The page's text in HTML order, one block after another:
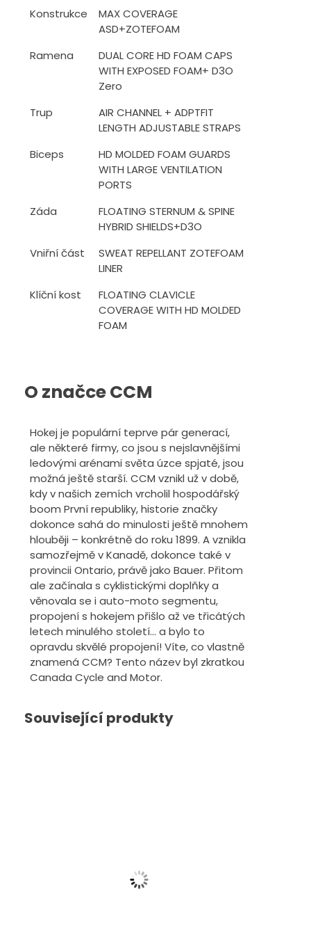
Konstrukce
MAX COVERAGE
ASD+ZOTEFOAM
Ramena
DUAL CORE HD FOAM CAPS
WITH EXPOSED FOAM+ D3O
Zero
Trup
AIR CHANNEL + ADPTFIT
LENGTH ADJUSTABLE STRAPS
Biceps
HD MOLDED FOAM GUARDS
WITH LARGE VENTILATION
PORTS
Záda
FLOATING STERNUM & SPINE
HYBRID SHIELDS+D3O
Vniřní část
SWEAT REPELLANT ZOTEFOAM
LINER
Klíční kost
FLOATING CLAVICLE
COVERAGE WITH HD MOLDED
FOAM
O značce CCM
Hokej je populární teprve pár generací,
ale některé firmy, co jsou s nejslavnějšími
ledovými arénami světa úzce spjaté, jsou
možná ještě starší. CCM vznikl už v době,
kdy v našich zemích vrcholil hospodářský
boom První republiky, historie značky
dokonce sahá do minulosti ještě mnohem
hlouběji – konkrétně do roku 1899. A vznikla
samozřejmě v Kanadě, dokonce také v
provincii Ontario, právě jako Bauer. Přitom
ale začínala s cyklistickými doplňky a
věnovala se i auto-moto segmentu,
propojení s hokejem přišlo až ve třicátých
letech minulého století... a bylo to
opravdu skvělé propojení! Víte, co vlastně
znamená CCM? Tento název byl zkratkou
Canada Cycle and Motor.
Související produkty